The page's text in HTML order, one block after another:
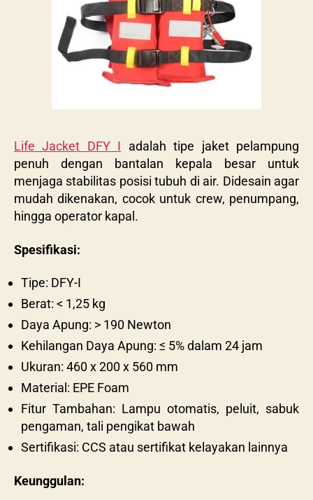
Life Jacket DFY I adalah tipe jaket pelampung
penuh dengan bantalan kepala besar untuk
menjaga stabilitas posisi tubuh di air. Didesain agar
mudah dikenakan, cocok untuk crew, penumpang,
hingga operator kapal.
Spesifikasi:
Tipe: DFY-I
Berat: < 1,25 kg
Daya Apung: > 190 Newton
Kehilangan Daya Apung: ≤ 5% dalam 24 jam
Ukuran: 460 x 200 x 560 mm
Material: EPE Foam
Fitur Tambahan: Lampu otomatis, peluit, sabuk
pengaman, tali pengikat bawah
Sertifikasi: CCS atau sertifikat kelayakan lainnya
Keunggulan: